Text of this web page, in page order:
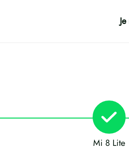
Mi 8 Lite